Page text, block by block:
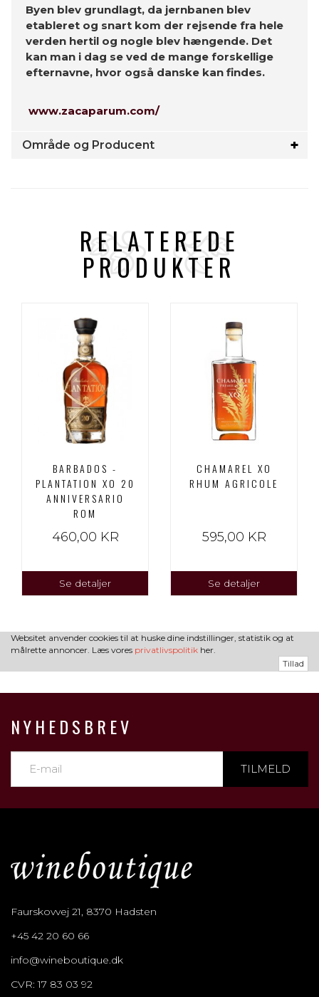
Byen blev grundlagt, da jernbanen blev
etableret og snart kom der rejsende fra hele
verden hertil og nogle blev hængende. Det
kan man i dag se ved de mange forskellige
efternavne, hvor også danske kan findes.
www.zacaparum.com/
Område og Producent
RELATEREDE
PRODUKTER
BARBADOS -
PLANTATION XO 20
ANNIVERSARIO
ROM
460,00 KR
Se detaljer
CHAMAREL XO
RHUM AGRICOLE
595,00 KR
Se detaljer
Websitet anvender cookies til at huske dine indstillinger, statistik og at
målrette annoncer. Læs vores privatlivspolitik her.
Tillad
NYHEDSBREV
TILMELD
Faurskovvej 21, 8370 Hadsten
+45 42 20 60 66
info@wineboutique.dk
CVR: 17 83 03 92